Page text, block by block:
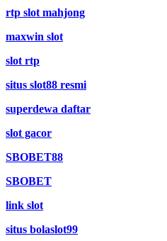
rtp slot mahjong
maxwin slot
slot rtp
situs slot88 resmi
superdewa daftar
slot gacor
SBOBET88
SBOBET
link slot
situs bolaslot99